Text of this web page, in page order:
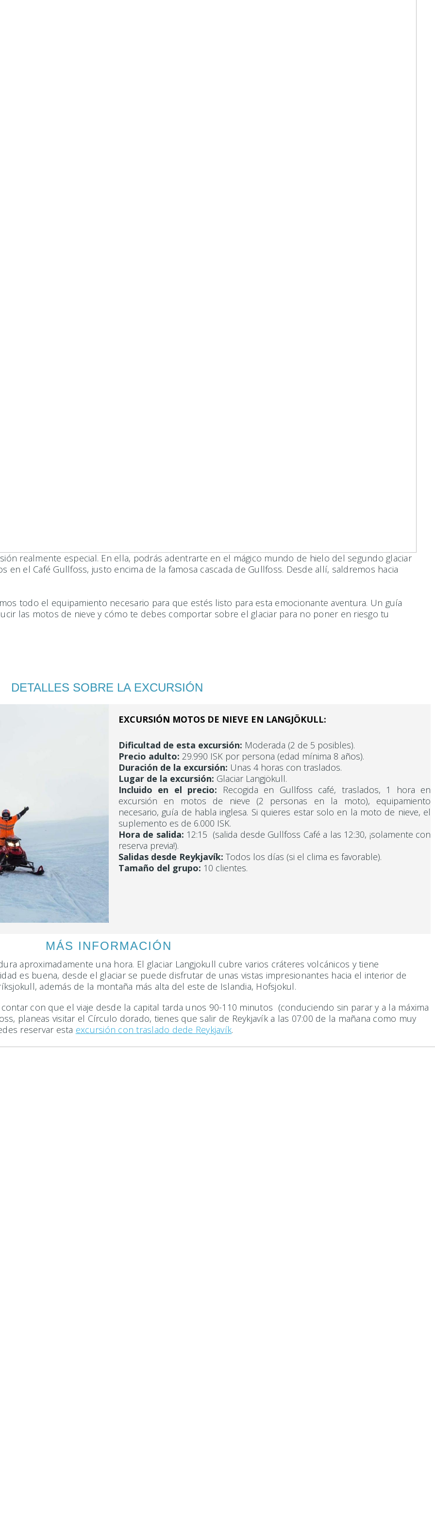
realmente especial. En ella, podrás adentrarte en el mágico mundo de hielo del segundo glaciar
en el Café Gullfoss, justo encima de la famosa cascada de Gullfoss. Desde allí, saldremos hacia
todo el equipamiento necesario para que estés listo para esta emocionante aventura. Un guía
las motos de nieve y cómo te debes comportar sobre el glaciar para no poner en riesgo tu
DETALLES SOBRE LA EXCURSIÓN
EXCURSIÓN MOTOS DE NIEVE EN LANGJÖKULL:
Dificultad de esta excursión: Moderada (2 de 5 posibles).
Precio adulto: 29.990 ISK por persona (edad mínima 8 años).
Duración de la excursión: Unas 4 horas con traslados.
Lugar de la excursión: Glaciar Langjökull.
Incluido en el precio: Recogida en Gullfoss café, traslados, 1 hora en
excursión en motos de nieve (2 personas en la moto), equipamiento
necesario, guía de habla inglesa. Si quieres estar solo en la moto de nieve, el
suplemento es de 6.000 ISK.
Hora de salida: 12:15 (salida desde Gullfoss Café a las 12:30, ¡solamente con
reserva previa!).
Salidas desde Reykjavík: Todos los días (si el clima es favorable).
Tamaño del grupo: 10 clientes.
MÁS INFORMACIÓN
aproximadamente una hora. El glaciar Langjokull cubre varios cráteres volcánicos y tiene
es buena, desde el glaciar se puede disfrutar de unas vistas impresionantes hacia el interior de
además de la montaña más alta del este de Islandia, Hofsjokul.
con que el viaje desde la capital tarda unos 90-110 minutos (conduciendo sin parar y a la máxima
planeas visitar el Círculo dorado, tienes que salir de Reykjavík a las 07:00 de la mañana como muy
reservar esta excursión con traslado dede Reykjavík.